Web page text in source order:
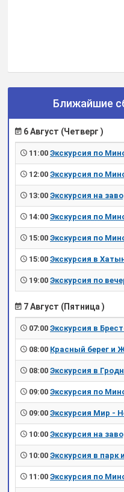
Ближайшие
6 Август (Четверг )
11:00 Экскурсия по
12:00 Экскурсия по
13:00 Экскурсия на
14:00 Экскурсия по
15:00 Экскурсия по
15:00 Экскурсия в
19:00 Экскурсия по
7 Август (Пятница )
07:00 Экскурсия в
08:00 Красный берег и
08:00 Экскурсия в
09:00 Экскурсия по
09:00 Экскурсия Мир -
10:00 Экскурсия на
10:00 Экскурсия в парк
11:00 Экскурсия по